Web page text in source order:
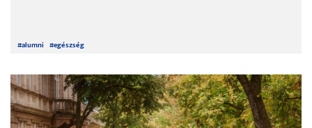
#alumni #egészség